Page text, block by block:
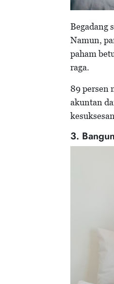
Begadang
Namun,
paham
raga.
89 persen
akuntan
3.